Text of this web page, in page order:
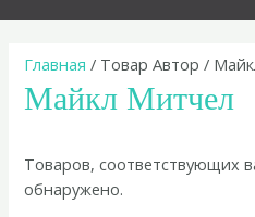
MENU
Главная / Товар Автор /
Майкл Митчел
Товаров, соответствующих
обнаружено.